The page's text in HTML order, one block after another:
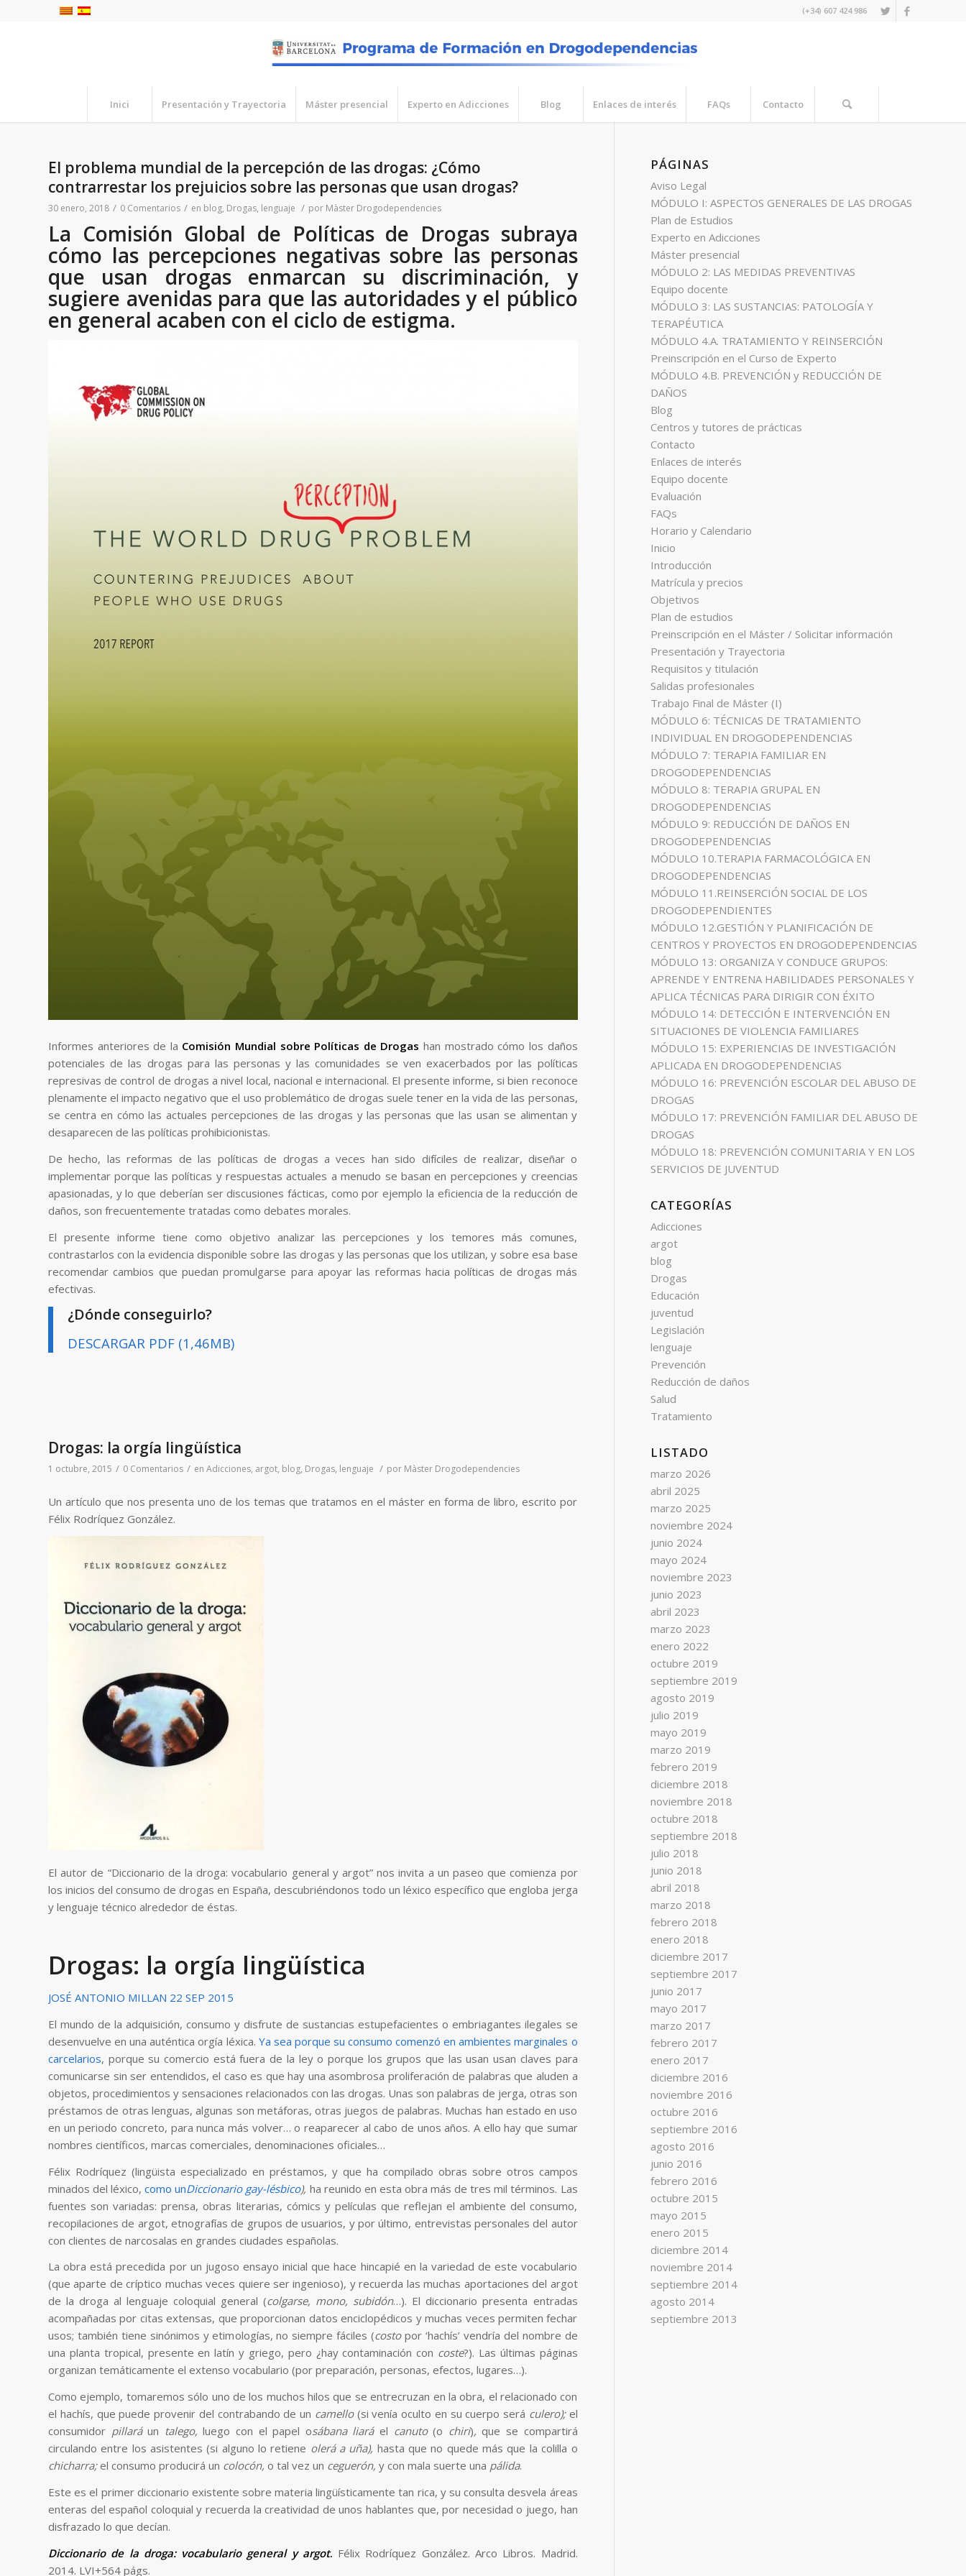
(+34) 607 424 986
Inici Presentación y Trayectoria Máster presencial Experto en Adicciones Blog Enlaces de interés FAQs Contacto
El problema mundial de la percepción de las drogas: ¿Cómo
contrarrestar los prejuicios sobre las personas que usan drogas?
30 enero, 2018 / 0 Comentarios / en blog, Drogas, lenguaje / por Màster Drogodependencies
La Comisión Global de Políticas de Drogas subraya
cómo las percepciones negativas sobre las personas
que usan drogas enmarcan su discriminación, y
sugiere avenidas para que las autoridades y el público
en general acaben con el ciclo de estigma.
Informes anteriores de la Comisión Mundial sobre Políticas de Drogas han mostrado cómo los daños
potenciales de las drogas para las personas y las comunidades se ven exacerbados por las políticas
represivas de control de drogas a nivel local, nacional e internacional. El presente informe, si bien reconoce
plenamente el impacto negativo que el uso problemático de drogas suele tener en la vida de las personas,
se centra en cómo las actuales percepciones de las drogas y las personas que las usan se alimentan y
desaparecen de las políticas prohibicionistas.
De hecho, las reformas de las políticas de drogas a veces han sido difíciles de realizar, diseñar o
implementar porque las políticas y respuestas actuales a menudo se basan en percepciones y creencias
apasionadas, y lo que deberían ser discusiones fácticas, como por ejemplo la eficiencia de la reducción de
daños, son frecuentemente tratadas como debates morales.
El presente informe tiene como objetivo analizar las percepciones y los temores más comunes,
contrastarlos con la evidencia disponible sobre las drogas y las personas que los utilizan, y sobre esa base
recomendar cambios que puedan promulgarse para apoyar las reformas hacia políticas de drogas más
efectivas.
¿Dónde conseguirlo?
DESCARGAR PDF (1,46MB)
Drogas: la orgía lingüística
1 octubre, 2015 / 0 Comentarios / en Adicciones, argot, blog, Drogas, lenguaje / por Màster Drogodependencies
Un artículo que nos presenta uno de los temas que tratamos en el máster en forma de libro, escrito por
Félix Rodríquez González.
El autor de “Diccionario de la droga: vocabulario general y argot” nos invita a un paseo que comienza por
los inicios del consumo de drogas en España, descubriéndonos todo un léxico específico que engloba jerga
y lenguaje técnico alrededor de éstas.
Drogas: la orgía lingüística
JOSÉ ANTONIO MILLAN 22 SEP 2015
El mundo de la adquisición, consumo y disfrute de sustancias estupefacientes o embriagantes ilegales se
desenvuelve en una auténtica orgía léxica. Ya sea porque su consumo comenzó en ambientes marginales o
carcelarios, porque su comercio está fuera de la ley o porque los grupos que las usan usan claves para
comunicarse sin ser entendidos, el caso es que hay una asombrosa proliferación de palabras que aluden a
objetos, procedimientos y sensaciones relacionados con las drogas. Unas son palabras de jerga, otras son
préstamos de otras lenguas, algunas son metáforas, otras juegos de palabras. Muchas han estado en uso
en un periodo concreto, para nunca más volver… o reaparecer al cabo de unos años. A ello hay que sumar
nombres científicos, marcas comerciales, denominaciones oficiales…
Félix Rodríquez (lingüista especializado en préstamos, y que ha compilado obras sobre otros campos
minados del léxico,como unDiccionario gay-lésbico), ha reunido en esta obra más de tres mil términos. Las
fuentes son variadas: prensa, obras literarias, cómics y películas que reflejan el ambiente del consumo,
recopilaciones de argot, etnografías de grupos de usuarios, y por último, entrevistas personales del autor
con clientes de narcosalas en grandes ciudades españolas.
La obra está precedida por un jugoso ensayo inicial que hace hincapié en la variedad de este vocabulario
(que aparte de críptico muchas veces quiere ser ingenioso), y recuerda las muchas aportaciones del argot
de la droga al lenguaje coloquial general (colgarse, mono, subidón…). El diccionario presenta entradas
acompañadas por citas extensas, que proporcionan datos enciclopédicos y muchas veces permiten fechar
usos; también tiene sinónimos y etimologías, no siempre fáciles (costopor ‘hachís’ vendría del nombre de
una planta tropical, presente en latín y griego, pero ¿hay contaminación con coste?). Las últimas páginas
organizan temáticamente el extenso vocabulario (por preparación, personas, efectos, lugares…).
Como ejemplo, tomaremos sólo uno de los muchos hilos que se entrecruzan en la obra, el relacionado con
el hachís, que puede provenir del contrabando de un camello(si venía oculto en su cuerpo será culero);el
consumidor pillaráun talego, luego con el papel osábana liaráel canuto(o chiri), que se compartirá
circulando entre los asistentes (si alguno lo retiene olerá a uña), hasta que no quede más que la colilla o
chicharra;el consumo producirá un colocón, o tal vez un ceguerón, y con mala suerte una pálida.
Este es el primer diccionario existente sobre materia lingüísticamente tan rica, y su consulta desvela áreas
enteras del español coloquial y recuerda la creatividad de unos hablantes que, por necesidad o juego, han
disfrazado lo que decían.
Diccionario de la droga: vocabulario general y argot. Félix Rodríquez González. Arco Libros. Madrid.
2014. LVI+564 págs.
PÁGINAS
Aviso Legal
MÓDULO I: ASPECTOS GENERALES DE LAS DROGAS
Plan de Estudios
Experto en Adicciones
Máster presencial
MÓDULO 2: LAS MEDIDAS PREVENTIVAS
Equipo docente
MÓDULO 3: LAS SUSTANCIAS: PATOLOGÍA Y
TERAPÉUTICA
MÓDULO 4.A. TRATAMIENTO Y REINSERCIÓN
Preinscripción en el Curso de Experto
MÓDULO 4.B. PREVENCIÓN y REDUCCIÓN DE
DAÑOS
Blog
Centros y tutores de prácticas
Contacto
Enlaces de interés
Equipo docente
Evaluación
FAQs
Horario y Calendario
Inicio
Introducción
Matrícula y precios
Objetivos
Plan de estudios
Preinscripción en el Máster / Solicitar información
Presentación y Trayectoria
Requisitos y titulación
Salidas profesionales
Trabajo Final de Máster (I)
MÓDULO 6: TÉCNICAS DE TRATAMIENTO
INDIVIDUAL EN DROGODEPENDENCIAS
MÓDULO 7: TERAPIA FAMILIAR EN
DROGODEPENDENCIAS
MÓDULO 8: TERAPIA GRUPAL EN
DROGODEPENDENCIAS
MÓDULO 9: REDUCCIÓN DE DAÑOS EN
DROGODEPENDENCIAS
MÓDULO 10.TERAPIA FARMACOLÓGICA EN
DROGODEPENDENCIAS
MÓDULO 11.REINSERCIÓN SOCIAL DE LOS
DROGODEPENDIENTES
MÓDULO 12.GESTIÓN Y PLANIFICACIÓN DE
CENTROS Y PROYECTOS EN DROGODEPENDENCIAS
MÓDULO 13: ORGANIZA Y CONDUCE GRUPOS:
APRENDE Y ENTRENA HABILIDADES PERSONALES Y
APLICA TÉCNICAS PARA DIRIGIR CON ÉXITO
MÓDULO 14: DETECCIÓN E INTERVENCIÓN EN
SITUACIONES DE VIOLENCIA FAMILIARES
MÓDULO 15: EXPERIENCIAS DE INVESTIGACIÓN
APLICADA EN DROGODEPENDENCIAS
MÓDULO 16: PREVENCIÓN ESCOLAR DEL ABUSO DE
DROGAS
MÓDULO 17: PREVENCIÓN FAMILIAR DEL ABUSO DE
DROGAS
MÓDULO 18: PREVENCIÓN COMUNITARIA Y EN LOS
SERVICIOS DE JUVENTUD
CATEGORÍAS
Adicciones
argot
blog
Drogas
Educación
juventud
Legislación
lenguaje
Prevención
Reducción de daños
Salud
Tratamiento
LISTADO
marzo 2026
abril 2025
marzo 2025
noviembre 2024
junio 2024
mayo 2024
noviembre 2023
junio 2023
abril 2023
marzo 2023
enero 2022
octubre 2019
septiembre 2019
agosto 2019
julio 2019
mayo 2019
marzo 2019
febrero 2019
diciembre 2018
noviembre 2018
octubre 2018
septiembre 2018
julio 2018
junio 2018
abril 2018
marzo 2018
febrero 2018
enero 2018
diciembre 2017
septiembre 2017
junio 2017
mayo 2017
marzo 2017
febrero 2017
enero 2017
diciembre 2016
noviembre 2016
octubre 2016
septiembre 2016
agosto 2016
junio 2016
febrero 2016
octubre 2015
mayo 2015
enero 2015
diciembre 2014
noviembre 2014
septiembre 2014
agosto 2014
septiembre 2013